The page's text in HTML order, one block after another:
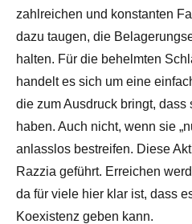
zahlreichen und konstanten
dazu taugen, die
halten. Für die behelmten
handelt es sich um eine
die zum Ausdruck bringt,
haben. Auch nicht, wenn sie
anlasslos bestreifen. Diese
Razzia geführt. Erreichen
da für viele hier klar ist, dass
Koexistenz geben kann.